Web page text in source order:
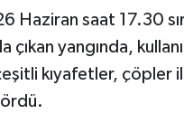
Haziran saat 17.30
yangında,
kıyafetler, çöpler